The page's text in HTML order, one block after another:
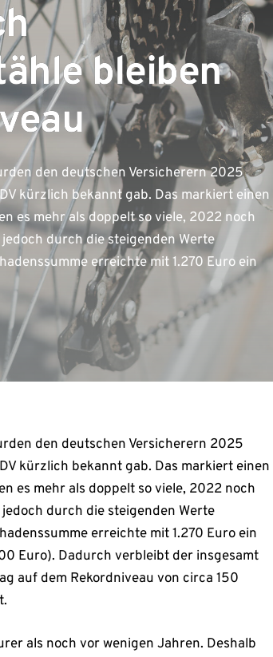
bleiben
den deutschen Versicherern 2025
kürzlich bekannt gab. Das markiert einen
es mehr als doppelt so viele, 2022 noch
durch die steigenden Werte
erreichte mit 1.270 Euro ein
den deutschen Versicherern 2025
kürzlich bekannt gab. Das markiert einen
es mehr als doppelt so viele, 2022 noch
durch die steigenden Werte
erreichte mit 1.270 Euro ein
Euro). Dadurch verbleibt der insgesamt
auf dem Rekordniveau von circa 150
als noch vor wenigen Jahren. Deshalb